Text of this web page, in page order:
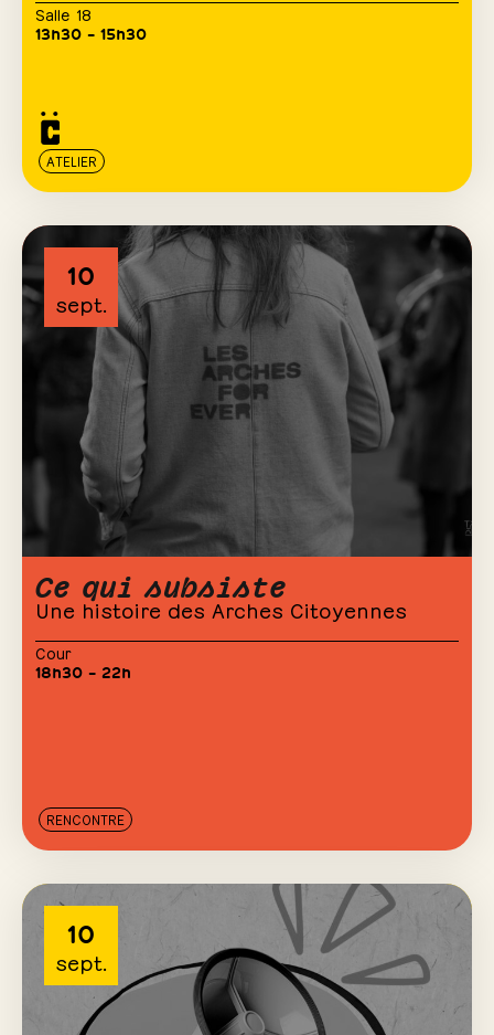
Salle 18
13h30 – 15h30
ATELIER
10
sept.
Ce qui subsiste
Une histoire des Arches Citoyennes
Cour
18h30 – 22h
RENCONTRE
10
sept.